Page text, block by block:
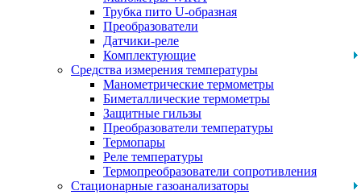
Трубка пито U-образная
Преобразователи
Датчики-реле
Комплектующие
Средства измерения температуры
Манометрические термометры
Биметаллические термометры
Защитные гильзы
Преобразователи температуры
Термопары
Реле температуры
Термопреобразователи сопротивления
Стационарные газоанализаторы